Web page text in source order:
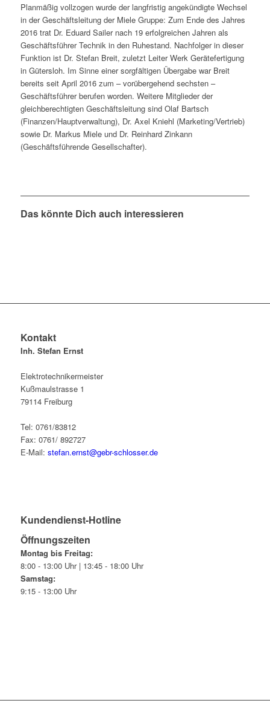
Planmäßig vollzogen wurde der langfristig angekündigte Wechsel
in der Geschäftsleitung der Miele Gruppe: Zum Ende des Jahres
2016 trat Dr. Eduard Sailer nach 19 erfolgreichen Jahren als
Geschäftsführer Technik in den Ruhestand. Nachfolger in dieser
Funktion ist Dr. Stefan Breit, zuletzt Leiter Werk Gerätefertigung
in Gütersloh. Im Sinne einer sorgfältigen Übergabe war Breit
bereits seit April 2016 zum – vorübergehend sechsten –
Geschäftsführer berufen worden. Weitere Mitglieder der
gleichberechtigten Geschäftsleitung sind Olaf Bartsch
(Finanzen/Hauptverwaltung), Dr. Axel Kniehl (Marketing/Vertrieb)
sowie Dr. Markus Miele und Dr. Reinhard Zinkann
(Geschäftsführende Gesellschafter).
Das könnte Dich auch interessieren
Kontakt
Inh. Stefan Ernst
Elektrotechnikermeister
Kußmaulstrasse 1
79114 Freiburg
Tel: 0761/83812
Fax: 0761/ 892727
E-Mail: stefan.ernst@gebr-schlosser.de
Kundendienst-Hotline
Öffnungszeiten
Montag bis Freitag:
8:00 - 13:00 Uhr | 13:45 - 18:00 Uhr
Samstag:
9:15 - 13:00 Uhr